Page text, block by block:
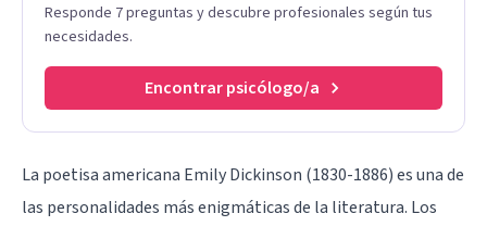
Responde 7 preguntas y descubre profesionales según tus
necesidades.
Encontrar psicólogo/a
La poetisa americana Emily Dickinson (1830-1886) es una de
las personalidades más enigmáticas de la literatura. Los